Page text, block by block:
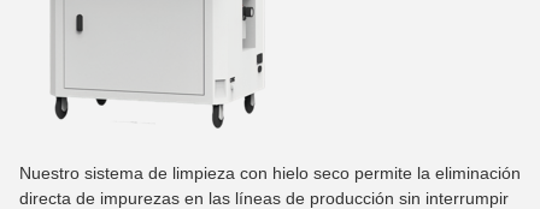
Nuestro sistema de limpieza con hielo seco permite la eliminación
directa de impurezas en las líneas de producción sin interrumpir